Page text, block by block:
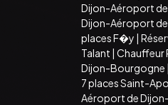
Dijon-Aéroport
Dijon-Aéroport
places F�y |
Talant | Chauffeur
Dijon-Bourgogne |
7 places Saint-
Aéroport de